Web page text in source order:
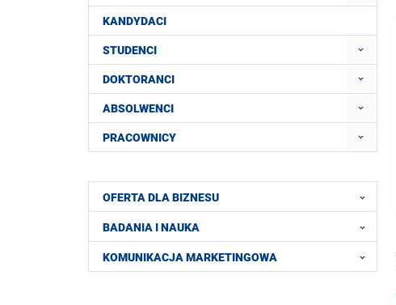
KANDYDACI
STUDENCI
DOKTORANCI
ABSOLWENCI
PRACOWNICY
OFERTA DLA BIZNESU
BADANIA I NAUKA
KOMUNIKACJA MARKETINGOWA